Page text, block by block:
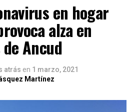
en hogar
alza en
Ancud
atrás en 1 marzo, 2021
Martínez